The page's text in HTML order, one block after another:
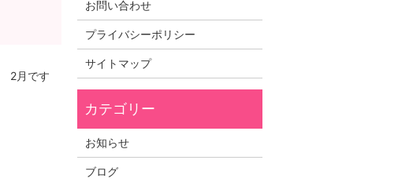
2月です
お問い合わせ
プライバシーポリシー
サイトマップ
お知らせ
ブログ